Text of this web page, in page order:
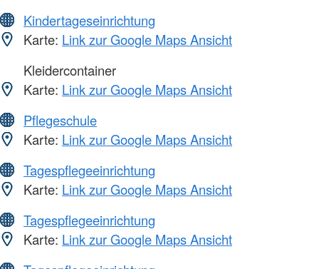
Kindertageseinrichtung
Karte: Link zur Google Maps Ansicht
Kleidercontainer
Karte: Link zur Google Maps Ansicht
Pflegeschule
Karte: Link zur Google Maps Ansicht
Tagespflegeeinrichtung
Karte: Link zur Google Maps Ansicht
Tagespflegeeinrichtung
Karte: Link zur Google Maps Ansicht